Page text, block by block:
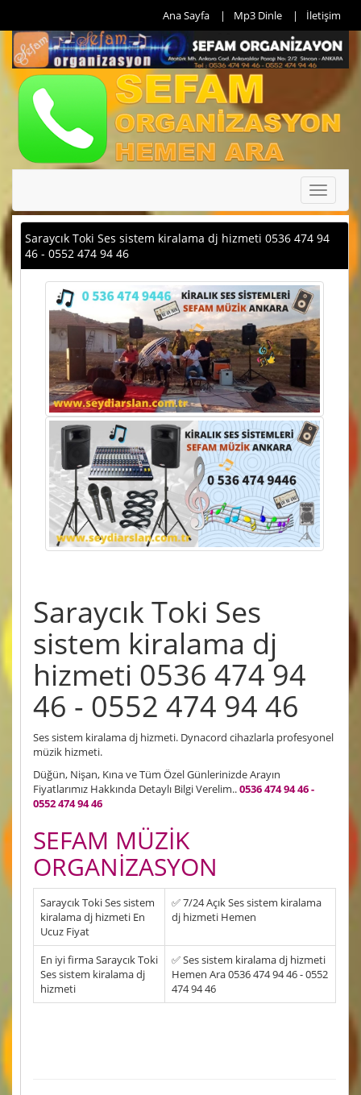
Ana Sayfa Mp3 Dinle İletişim
Toggle
Saraycık Toki Ses sistem kiralama dj hizmeti 0536 474 94
46 - 0552 474 94 46
Saraycık Toki Ses
sistem kiralama dj
hizmeti 0536 474 94
46 - 0552 474 94 46
Ses sistem kiralama dj hizmeti. Dynacord cihazlarla profesyonel
müzik hizmeti.
Düğün, Nişan, Kına ve Tüm Özel Günlerinizde Arayın
Fiyatlarımız Hakkında Detaylı Bilgi Verelim..0536 474 94 46 -
0552 474 94 46
SEFAM MÜZİK
ORGANİZASYON
Saraycık Toki Ses sistem
kiralama dj hizmeti En
Ucuz Fiyat
✅ 7/24 Açık Ses sistem kiralama
dj hizmeti Hemen
En iyi firma Saraycık Toki
Ses sistem kiralama dj
hizmeti
✅ Ses sistem kiralama dj hizmeti
Hemen Ara 0536 474 94 46 - 0552
474 94 46